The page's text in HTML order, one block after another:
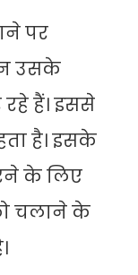
पर
उसके
हैं। इससे
है। इसके
के लिए
चलाने के